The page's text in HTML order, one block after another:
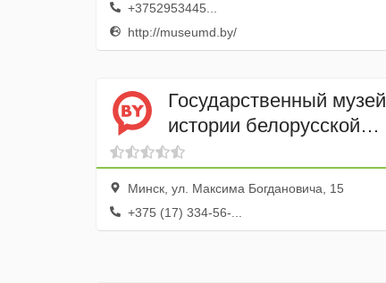
+3752953445...
http://museumd.by/
Государственный музей
истории белорусской
литературы
Минск, ул. Максима Богдановича, 15
+375 (17) 334-56-...